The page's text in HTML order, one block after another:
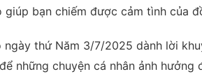
bạn chiếm được cảm tình của
ngày thứ Năm 3/7/2025 dành lời
những chuyện cá nhân ảnh hưởng